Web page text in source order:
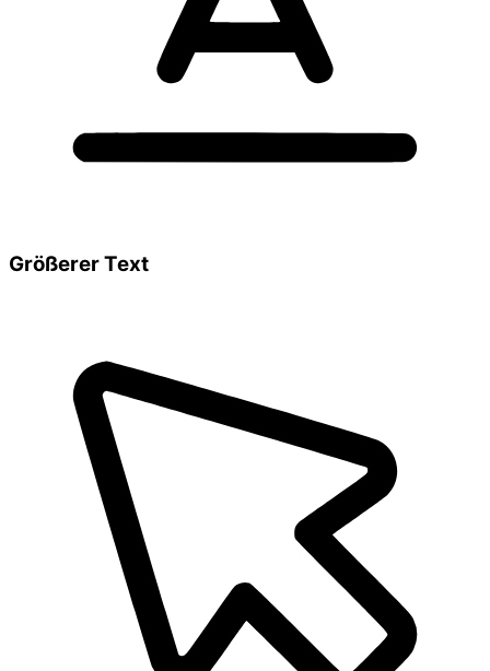
Größerer Text